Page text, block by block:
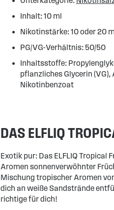
Inhalt: 10 ml
Nikotinstärke: 10 oder 20
PG/VG-Verhältnis: 50/50
Inhaltsstoffe:
pflanzliches Glycerin (VG),
Nikotinbenzoat
DAS ELFLIQ
Exotik pur: Das ELFLIQ Tropical
Aromen sonnenverwöhnter
Mischung tropischer Aromen
dich an weiße Sandstrände
richtige für dich!